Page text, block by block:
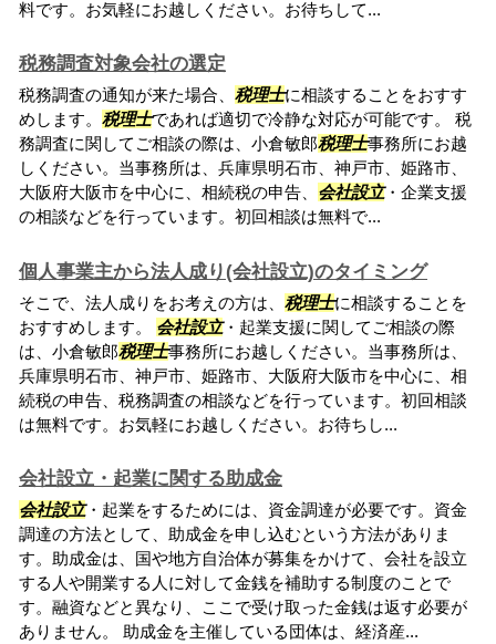
料です。お気軽にお越しください。お待ちして...
税務調査対象会社の選定
税務調査の通知が来た場合、 税理士に相談することをおすす
めします。 税理士であれば適切で冷静な対応が可能です。 税
務調査に関してご相談の際は、小倉敏郎税理士事務所にお越
しください。当事務所は、兵庫県明石市、神戸市、姫路市、
大阪府大阪市を中心に、相続税の申告、 会社設立・企業支援
の相談などを行っています。初回相談は無料で...
個人事業主から法人成り(会社設立)のタイミング
そこで、法人成りをお考えの方は、 税理士に相談することを
おすすめします。 会社設立・起業支援に関してご相談の際
は、小倉敏郎税理士事務所にお越しください。当事務所は、
兵庫県明石市、神戸市、姫路市、大阪府大阪市を中心に、相
続税の申告、税務調査の相談などを行っています。初回相談
は無料です。お気軽にお越しください。お待ちし...
会社設立・起業に関する助成金
会社設立・起業をするためには、資金調達が必要です。資金
調達の方法として、助成金を申し込むという方法がありま
す。助成金は、国や地方自治体が募集をかけて、会社を設立
する人や開業する人に対して金銭を補助する制度のことで
す。融資などと異なり、ここで受け取った金銭は返す必要が
ありません。 助成金を主催している団体は、経済産...